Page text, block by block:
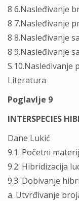
8 6.Nasleđivanje
8 7.Nasleđivanje
8 8.Nasleđivanje
8 9.Nasleđivanje
S.10.Nasledivanje
Literatura
Poglavlje 9
INTERSPECIES
Dane Lukić
9.1. Početni
9.2. Hibridizacija
9.3. Dobivanje
a. Utvrđivanje